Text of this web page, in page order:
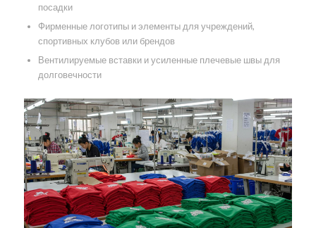
посадки
Фирменные логотипы и элементы для учреждений,
спортивных клубов или брендов
Вентилируемые вставки и усиленные плечевые швы для
долговечности